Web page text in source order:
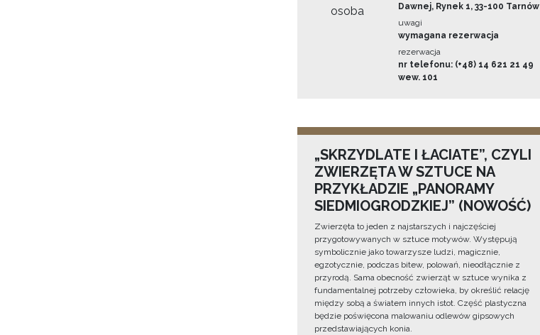
osoba
Dawnej, Rynek 1, 33-100 Tarnów
uwagi
wymagana rezerwacja
rezerwacja
nr telefonu: (+48) 14 621 21 49
wew. 101
„SKRZYDLATE I ŁACIATE”, CZYLI
ZWIERZĘTA W SZTUCE NA
PRZYKŁADZIE „PANORAMY
SIEDMIOGRODZKIEJ” (NOWOŚĆ)
Zwierzęta to jeden z najstarszych i najczęściej
przygotowywanych w sztuce motywów. Występują
symbolicznie jako towarzysze ludzi, magicznie,
egzotycznie, podczas bitew, polowań, nieodłącznie z
przyrodą. Sama obecność zwierząt w sztuce wynika z
fundamentalnej potrzeby człowieka, by określić relację
między sobą a światem innych istot. Część plastyczna
będzie poświęcona malowaniu odlewów gipsowych
przedstawiających konia.